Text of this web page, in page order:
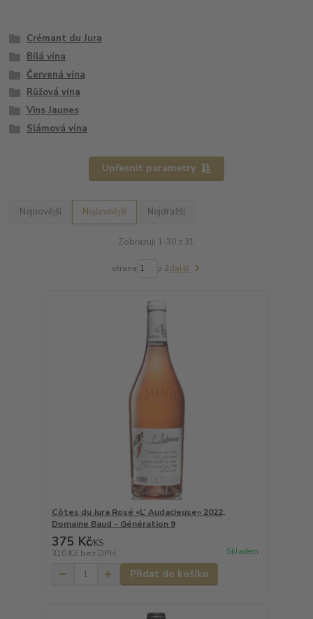
Crémant du Jura
Bílá vína
Červená vína
Růžová vína
Vins Jaunes
Slámová vína
Upřesnit parametry
Nejnovější Nejlevnější Nejdražší
Zobrazuji 1-30 z 31
strana z 2další
Côtes du Jura Rosé «L’ Audacieuse» 2022,
Domaine Baud - Génération 9
375 Kč/KS
310 Kč bez DPH Skladem
Přidat do košíku